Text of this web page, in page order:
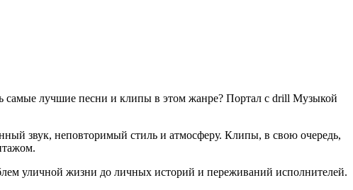
самые лучшие песни и клипы в этом жанре? Портал с drill Музыкой
звук, неповторимый стиль и атмосферу. Клипы, в свою очередь,
уличной жизни до личных историй и переживаний исполнителей.